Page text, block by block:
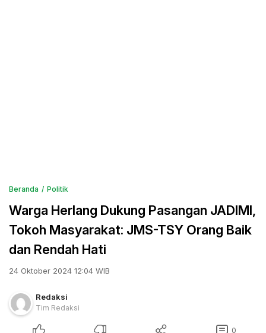
Beranda Politik
Warga Herlang Dukung Pasangan JADIMI,
Tokoh Masyarakat: JMS-TSY Orang Baik
dan Rendah Hati
24 Oktober 2024 12:04 WIB
Redaksi
Tim Redaksi
0